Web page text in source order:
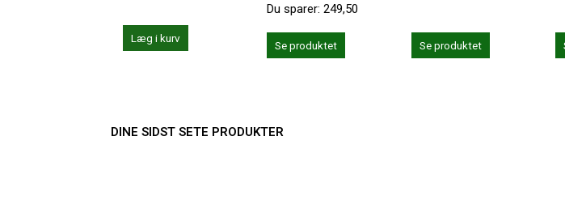
Læg i kurv
Du sparer:249,50
Se produktet Se produktet
DINE SIDST SETE PRODUKTER